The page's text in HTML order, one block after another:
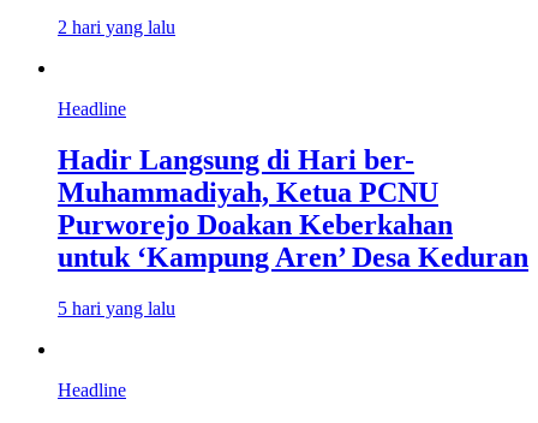
2 hari yang lalu
Headline
Hadir Langsung di Hari ber-
Muhammadiyah, Ketua PCNU
Purworejo Doakan Keberkahan
untuk ‘Kampung Aren’ Desa Keduran
5 hari yang lalu
Headline